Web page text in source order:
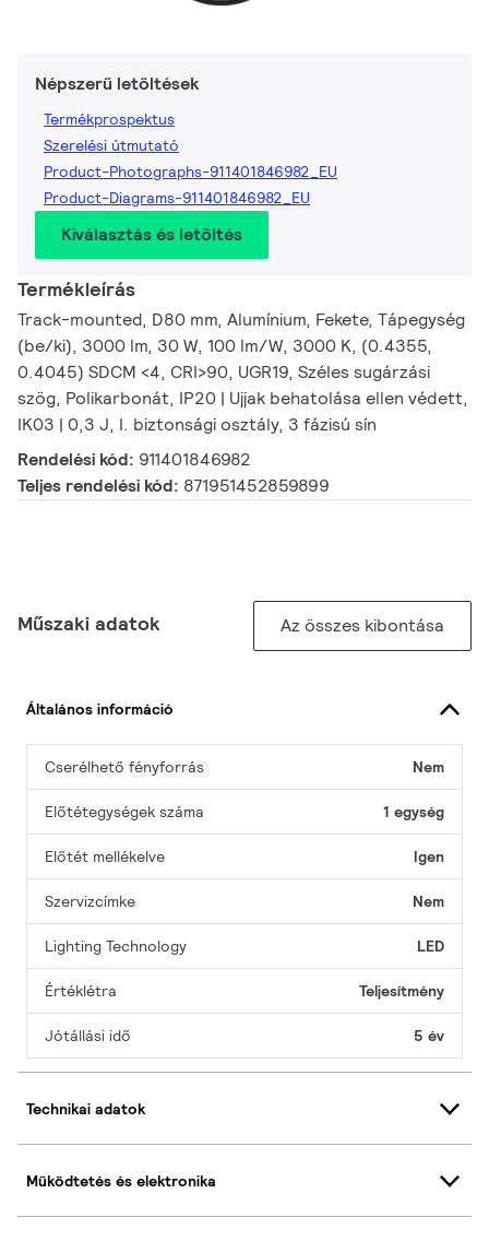
Népszerű letöltések
Termékprospektus
Szerelési útmutató
Product-Photographs-911401846982_EU
Product-Diagrams-911401846982_EU
Kiválasztás és letöltés
Termékleírás
Track-mounted, D80 mm, Alumínium, Fekete, Tápegység
(be/ki), 3000 lm, 30 W, 100 lm/W, 3000 K, (0.4355,
0.4045) SDCM <4, CRI>90, UGR19, Széles sugárzási
szög, Polikarbonát, IP20 | Ujjak behatolása ellen védett,
IK03 | 0,3 J, I. biztonsági osztály, 3 fázisú sín
Rendelési kód: 911401846982
Teljes rendelési kód: 871951452859899
Műszaki adatok Az összes kibontása
Általános információ
Cserélhető fényforrás Nem
Előtétegységek száma 1 egység
Előtét mellékelve Igen
Szervizcímke Nem
Lighting Technology LED
Értéklétra Teljesítmény
Jótállási idő 5 év
Technikai adatok
Működtetés és elektronika